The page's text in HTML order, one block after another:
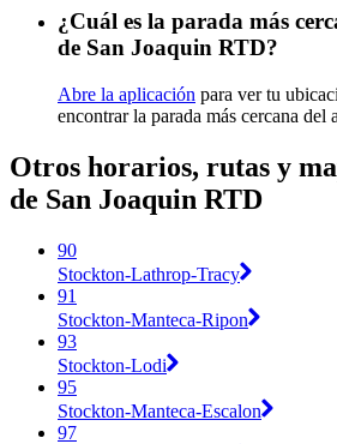
¿Cuál es la parada más
de San Joaquin RTD?
Abre la aplicación para ver tu
encontrar la parada más cercana del
Otros horarios, rutas y
de San Joaquin RTD
90
Stockton-Lathrop-Tracy
91
Stockton-Manteca-Ripon
93
Stockton-Lodi
95
Stockton-Manteca-Escalon
97